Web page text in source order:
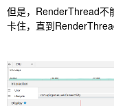
但是，RenderThread不
卡住，直到